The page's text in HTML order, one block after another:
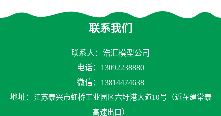
联系我们
联系人：浩汇模型公司
电话：13092238880
微信：13814474638
地址： 江苏泰兴市虹桥工业园区六圩港大道10号（近在建常泰
高速出口）